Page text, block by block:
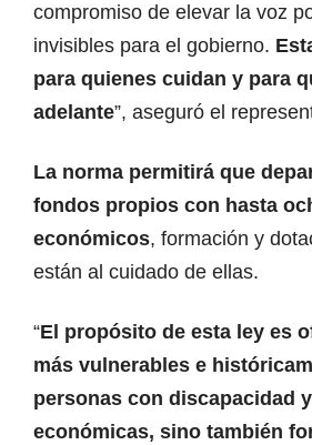
compromiso de elevar la voz
invisibles para el gobierno.
para quienes cuidan y para
adelante”, aseguró el
La norma permitirá que
fondos propios con hasta
económicos, formación y
están al cuidado de ellas.
“El propósito de esta ley es
más vulnerables e
personas con discapacidad
económicas, sino también